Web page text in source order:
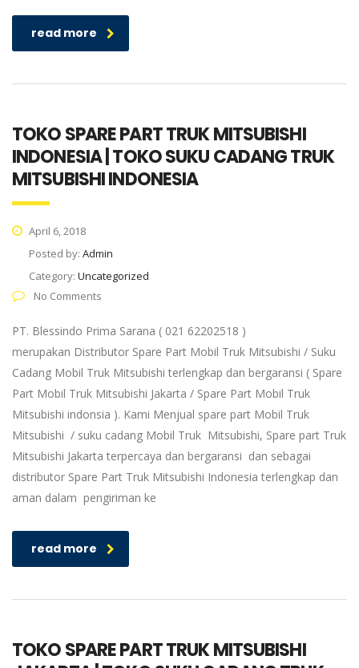
read more
TOKO SPARE PART TRUK MITSUBISHI
INDONESIA | TOKO SUKU CADANG TRUK
MITSUBISHI INDONESIA
April 6, 2018
Posted by: Admin
Category: Uncategorized
No Comments
PT. Blessindo Prima Sarana ( 021 62202518 )
merupakan Distributor Spare Part Mobil Truk Mitsubishi / Suku
Cadang Mobil Truk Mitsubishi terlengkap dan bergaransi ( Spare
Part Mobil Truk Mitsubishi Jakarta / Spare Part Mobil Truk
Mitsubishi indonsia ). Kami Menjual spare part Mobil Truk
Mitsubishi / suku cadang Mobil Truk Mitsubishi, Spare part Truk
Mitsubishi Jakarta terpercaya dan bergaransi dan sebagai
distributor Spare Part Truk Mitsubishi Indonesia terlengkap dan
aman dalam pengiriman ke
read more
TOKO SPARE PART TRUK MITSUBISHI